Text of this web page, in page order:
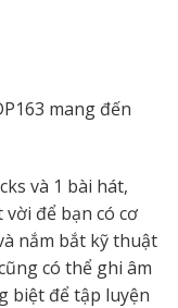
mang đến
và 1 bài hát,
để bạn có cơ
nắm bắt kỹ thuật
có thể ghi âm
biệt để tập luyện